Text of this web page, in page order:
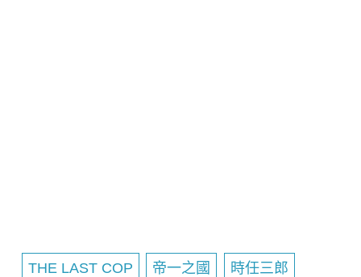
THE LAST COP 帝一之國 時任三郎